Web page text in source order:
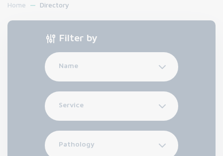
Home Directory
Filter by
Name
Service
Pathology